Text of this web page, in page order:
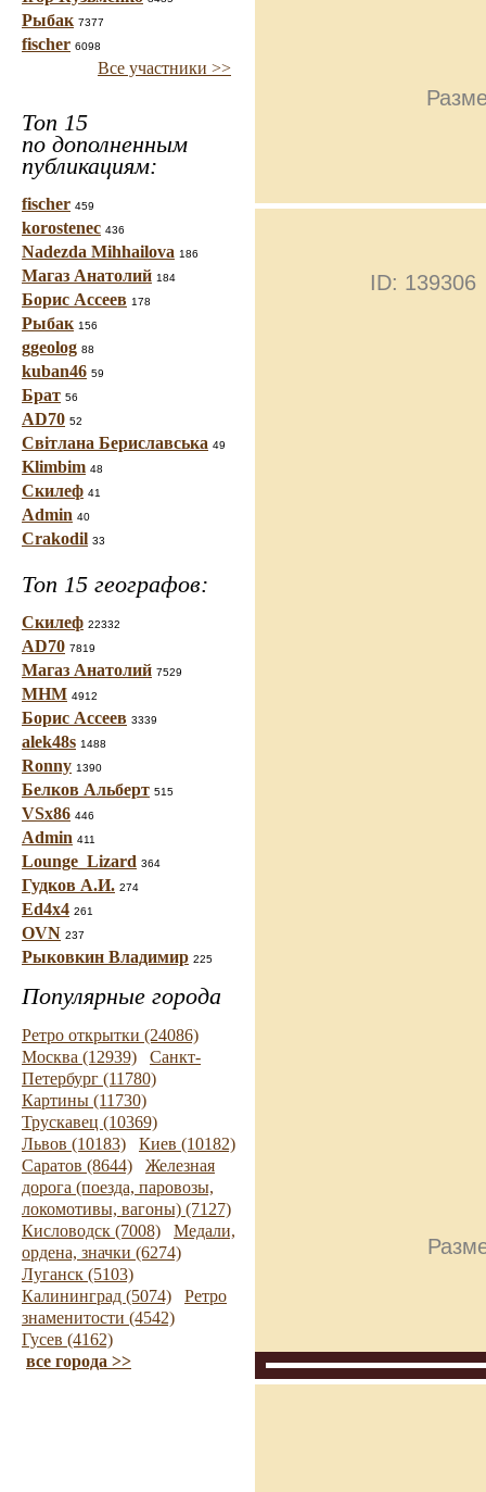
Рыбак 7377
fischer 6098
Все участники >>
Топ 15
по дополненным
публикациям:
fischer 459
korostenec 436
Nadezda Mihhailova 186
Магаз Анатолий 184
Борис Ассеев 178
Рыбак 156
ggeolog 88
kuban46 59
Брат 56
AD70 52
Світлана Бериславська 49
Klimbim 48
Скилеф 41
Admin 40
Crakodil 33
Топ 15 географов:
Скилеф 22332
AD70 7819
Магаз Анатолий 7529
МНМ 4912
Борис Ассеев 3339
alek48s 1488
Ronny 1390
Белков Альберт 515
VSx86 446
Admin 411
Lounge_Lizard 364
Гудков А.И. 274
Ed4x4 261
OVN 237
Рыковкин Владимир 225
Популярные города
Ретро открытки (24086)
Москва (12939)
Санкт-
Петербург (11780)
Картины (11730)
Трускавец (10369)
Львов (10183)
Киев (10182)
Саратов (8644)
Железная
дорога (поезда, паровозы,
локомотивы, вагоны) (7127)
Кисловодск (7008)
Медали,
ордена, значки (6274)
Луганск (5103)
Калининград (5074)
Ретро
знаменитости (4542)
Гусев (4162)
все города >>
ID: